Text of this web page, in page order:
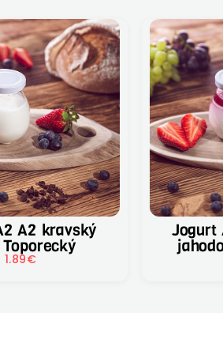
1.89€
Jogurt A2 A2 kravský